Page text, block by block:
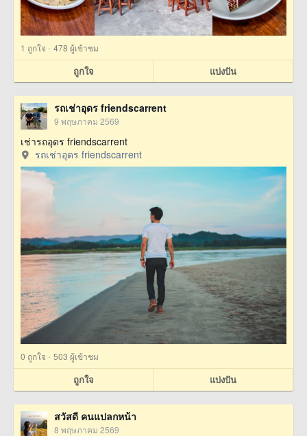
1 ถูกใจ · 478 ผู้เข้าชม
ถูกใจ แบ่งปัน
รถเช่าอุดร friendscarrent
9 พฤษภาคม 2569
เช่ารถอุดร friendscarrent
รถเช่าอุดร friendscarrent
0 ถูกใจ · 503 ผู้เข้าชม
ถูกใจ แบ่งปัน
สวัสดี คนแปลกหน้า
8 พฤษภาคม 2569